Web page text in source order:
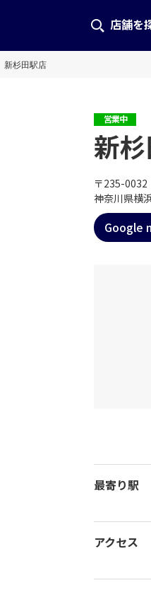
店舗を
新杉田駅店
営業中
新
〒235-0032
神奈川県横
Google
最寄り駅
アクセス